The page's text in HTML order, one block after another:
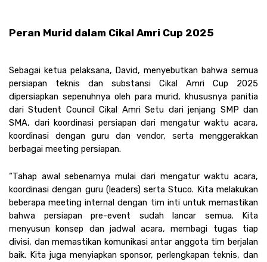
Peran Murid dalam Cikal Amri Cup 2025
Sebagai ketua pelaksana, David, menyebutkan bahwa semua
persiapan teknis dan substansi Cikal Amri Cup 2025
dipersiapkan sepenuhnya oleh para murid, khususnya panitia
dari Student Council Cikal Amri Setu dari jenjang SMP dan
SMA, dari koordinasi persiapan dari mengatur waktu acara,
koordinasi dengan guru dan vendor, serta menggerakkan
berbagai meeting persiapan.
“Tahap awal sebenarnya mulai dari mengatur waktu acara,
koordinasi dengan guru (leaders) serta Stuco. Kita melakukan
beberapa meeting internal dengan tim inti untuk memastikan
bahwa persiapan pre-event sudah lancar semua. Kita
menyusun konsep dan jadwal acara, membagi tugas tiap
divisi, dan memastikan komunikasi antar anggota tim berjalan
baik. Kita juga menyiapkan sponsor, perlengkapan teknis, dan